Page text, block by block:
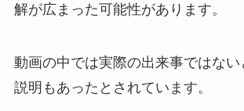
解が広まった可能性があります。
動画の中では実際の出来事ではな
説明もあったとされています。